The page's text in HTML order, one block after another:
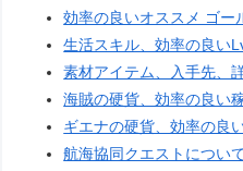
効率の良いオススメ ゴー
生活スキル、効率の良い
素材アイテム、入手先、
海賊の硬貨、効率の良い
ギエナの硬貨、効率の良
航海協同クエストについ